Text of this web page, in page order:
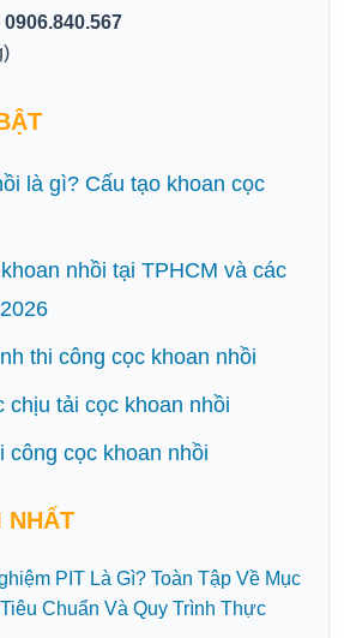
là gì? Cấu tạo khoan cọc
nhồi tại TPHCM và các
thi công cọc khoan nhồi
chịu tải cọc khoan nhồi
công cọc khoan nhồi
NHẤT
PIT Là Gì? Toàn Tập Về Mục
Chuẩn Và Quy Trình Thực